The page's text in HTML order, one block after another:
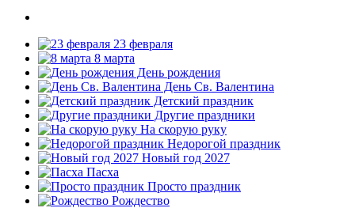
23 февраля
8 марта
День рождения
День Св. Валентина
Детский праздник
Другие праздники
На скорую руку
Недорогой праздник
Новый год 2027
Пасха
Просто праздник
Рождество